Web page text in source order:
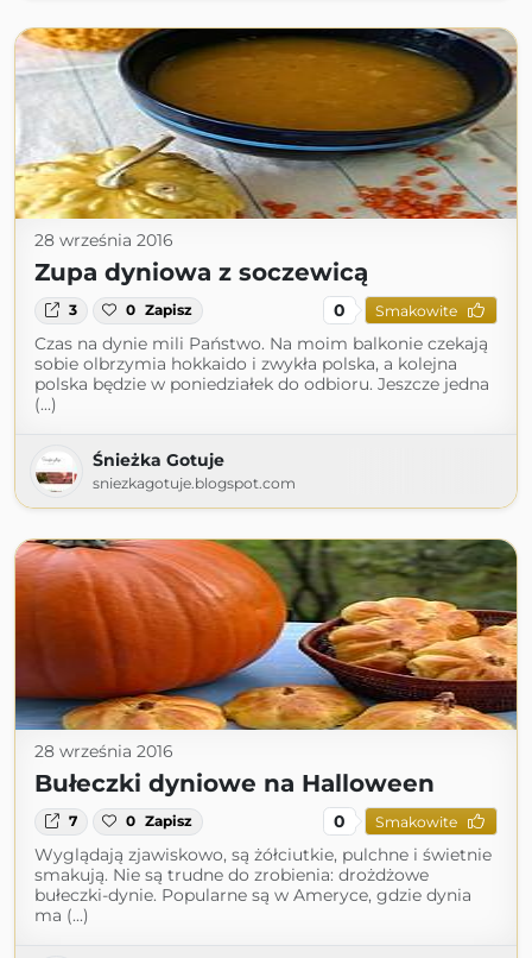
28 września 2016
Zupa dyniowa z soczewicą
3 0 Zapisz 0 Smakowite
Czas na dynie mili Państwo. Na moim balkonie czekają
sobie olbrzymia hokkaido i zwykła polska, a kolejna
polska będzie w poniedziałek do odbioru. Jeszcze jedna
(...)
Śnieżka Gotuje
sniezkagotuje.blogspot.com
28 września 2016
Bułeczki dyniowe na Halloween
7 0 Zapisz 0 Smakowite
Wyglądają zjawiskowo, są żółciutkie, pulchne i świetnie
smakują. Nie są trudne do zrobienia: drożdżowe
bułeczki-dynie. Popularne są w Ameryce, gdzie dynia
ma (...)